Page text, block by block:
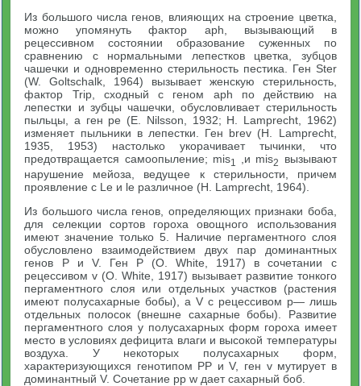
Из большого числа генов, влияющих на строение цветка,
можно упомянуть фактор aph, вызывающий в
рецессивном состоянии образование суженных по
сравнению с нормальными лепестков цветка, зубцов
чашечки и одновременно стерильность пестика. Ген Ster
(W. Goltschalk, 1964) вызывает женскую стерильность,
фактор Trip, сходный с геном aph по действию на
лепестки и зубцы чашечки, обусловливает стерильность
пыльцы, а ген ре (Е. Nilsson, 1932; Н. Lamprecht, 1962)
изменяет пыльники в лепестки. Ген brev (Н. Lamprecht,
1935, 1953) настолько укорачивает тычинки, что
предотвращается самоопыление; mis1 ,и mis2
вызывают
нарушение мейоза, ведущее к стерильности, причем
проявление с Le и lе различное (Н. Lamprecht, 1964).
Из большого числа генов, определяющих признаки боба,
для селекции сортов гороха овощного использования
имеют значение только 5. Наличие пергаментного слоя
обусловлено взаимодействием двух пар доминантных
генов Р и V. Ген Р (О. White, 1917) в сочетании с
рецессивом v (О. White, 1917) вызывает развитие тонкого
пергаментного слоя или отдельных участков (растения
имеют полусахарные бобы), а V с рецессивом р— лишь
отдельных полосок (внешне сахарные бобы). Развитие
пергаментного слоя у полусахарных форм гороха имеет
место в условиях дефицита влаги и высокой температуры
воздуха. У некоторых полусахарных форм,
характеризующихся генотипом РР и V, ген v мутирует в
доминантный V. Сочетание рр w дает сахарный боб.